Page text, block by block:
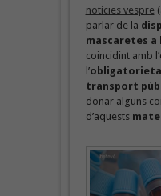
notícies vespre
parlar de la
mascaretes a
coincidint amb
l’
transport
donar alguns
d’aquests